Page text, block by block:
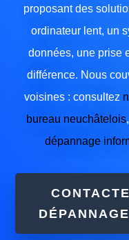
proposant des
ordinateur lent, un
données, une prise
différence. Nous
voisines : consultez
bureau neuchâtelois
dépannage